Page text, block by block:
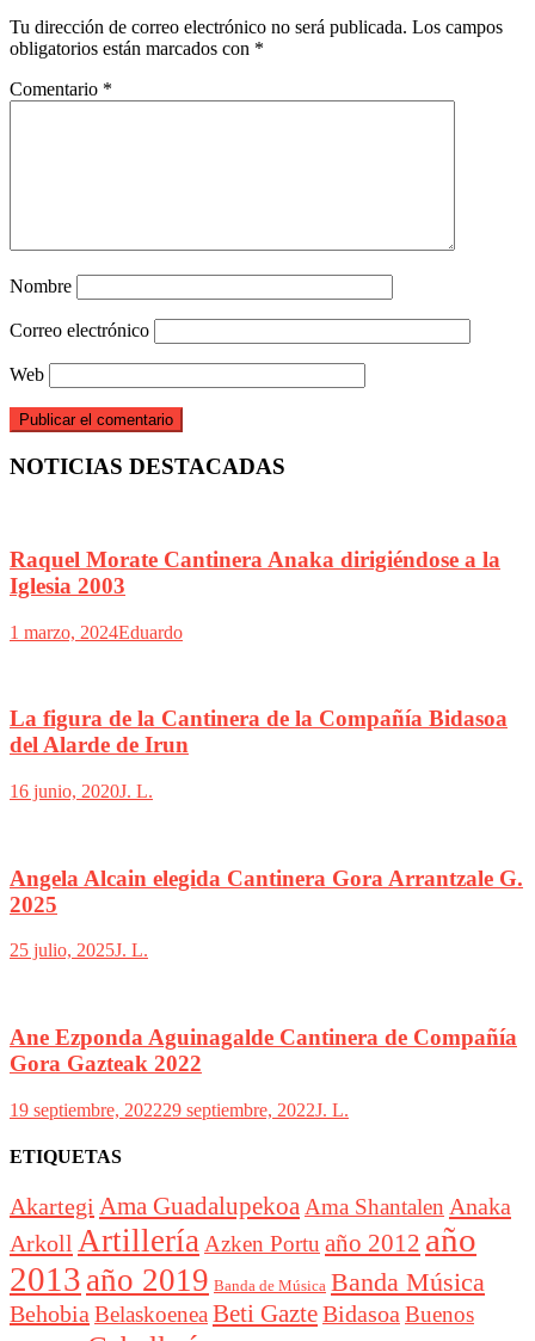
Tu dirección de correo electrónico no será publicada. Los campos
obligatorios están marcados con *
Comentario *
Nombre
Correo electrónico
Web
NOTICIAS DESTACADAS
Raquel Morate Cantinera Anaka dirigiéndose a la
Iglesia 2003
1 marzo, 2024Eduardo
La figura de la Cantinera de la Compañía Bidasoa
del Alarde de Irun
16 junio, 2020J. L.
Angela Alcain elegida Cantinera Gora Arrantzale G.
2025
25 julio, 2025J. L.
Ane Ezponda Aguinagalde Cantinera de Compañía
Gora Gazteak 2022
19 septiembre, 202229 septiembre, 2022J. L.
ETIQUETAS
Akartegi Ama GuadalupekoaAma Shantalen Anaka
Arkoll ArtilleríaAzken Portu año 2012 año
2013 año 2019 Banda de Música Banda Música
BehobiaBelaskoeneaBeti GazteBidasoaBuenos